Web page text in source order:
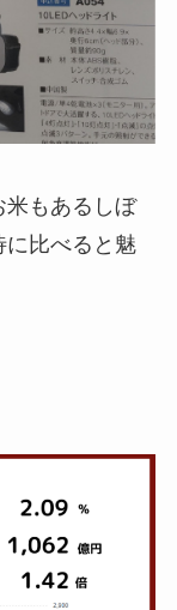
米もあるしぼ
に比べると魅